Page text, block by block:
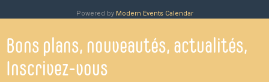
Powered by Modern Events Calendar
Bons plans, nouveautés, actualités,
Inscrivez-vous